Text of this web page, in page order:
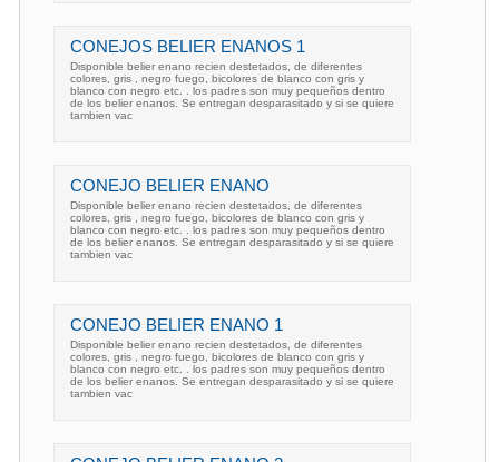
CONEJOS BELIER ENANOS 1
Disponible belier enano recien destetados, de diferentes
colores, gris , negro fuego, bicolores de blanco con gris y
blanco con negro etc. . los padres son muy pequeños dentro
de los belier enanos. Se entregan desparasitado y si se quiere
tambien vac
CONEJO BELIER ENANO
Disponible belier enano recien destetados, de diferentes
colores, gris , negro fuego, bicolores de blanco con gris y
blanco con negro etc. . los padres son muy pequeños dentro
de los belier enanos. Se entregan desparasitado y si se quiere
tambien vac
CONEJO BELIER ENANO 1
Disponible belier enano recien destetados, de diferentes
colores, gris , negro fuego, bicolores de blanco con gris y
blanco con negro etc. . los padres son muy pequeños dentro
de los belier enanos. Se entregan desparasitado y si se quiere
tambien vac